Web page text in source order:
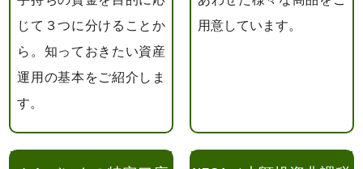
じて３つに分けることか
ら。知っておきたい資産
運用の基本をご紹介しま
す。
用意しています。